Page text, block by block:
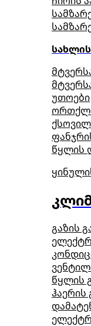
უთოები
წყლის
გაზის
წყლის
ჰაერის